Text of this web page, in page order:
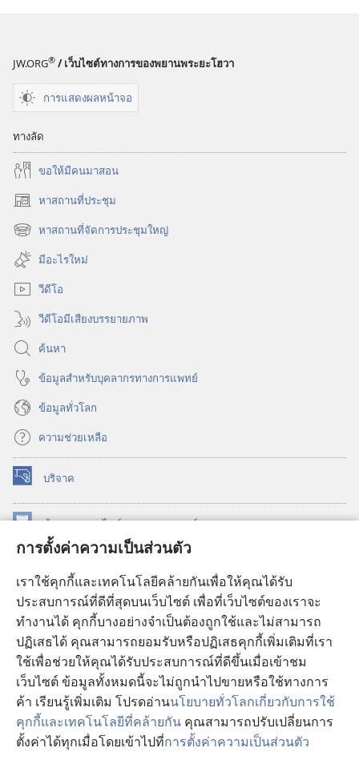
การตั้งค่าความเป็นส่วนตัว
เราใช้คุกกี้และเทคโนโลยีคล้ายกันเพื่อให้คุณได้รับ
ประสบการณ์ที่ดีที่สุดบนเว็บไซต์ เพื่อที่เว็บไซต์ของเราจะ
ทำงานได้ คุกกี้บางอย่างจำเป็นต้องถูกใช้และไม่สามารถ
ปฏิเสธได้ คุณสามารถยอมรับหรือปฏิเสธคุกกี้เพิ่มเติมที่เรา
ใช้เพื่อช่วยให้คุณได้รับประสบการณ์ที่ดีขึ้นเมื่อเข้าชม
เว็บไซต์ ข้อมูลทั้งหมดนี้จะไม่ถูกนำไปขายหรือใช้ทางการ
ค้า เรียนรู้เพิ่มเติม โปรดอ่านนโยบายทั่วโลกเกี่ยวกับการใช้
คุกกี้และเทคโนโลยีที่คล้ายกัน คุณสามารถปรับเปลี่ยนการ
ตั้งค่าได้ทุกเมื่อโดยเข้าไปที่การตั้งค่าความเป็นส่วนตัว
JW.ORG® / เว็บไซต์ทางการของพยานพระยะโฮวา
การแสดงผลหน้าจอ
ทางลัด
ขอ​ให้​มี​คน​มา​สอน
หาสถานที่ประชุม
(เปิด
หน้าต่างหาสถานที่จัดการประชุมใหญ่
(เปิด
หน้าต่าง
ใหม่)
มีอะไรใหม่
วีดีโอ
วีดีโอมีเสียงบรรยายภาพ
ค้นหา
ข้อมูล​สำหรับ​บุคลากร​ทาง​การ​แพทย์
ข้อมูล​ทั่ว​โลก
ความช่วยเหลือ
บริจาค
(เปิด
หน้าต่าง
ใหม่) ห้องสมุดออนไลน์ของวอชเทาเวอร์
หน้าต่าง
®
หน้าต่าง
ใหม่) JW Library®
ห้องสมุดว็อชเทาเวอร์ ®
Copyright© 2026 Watch Tower Bible and Tract Society of Pennsylvania.
เงื่อนไขการใช้งาน| นโยบายการคุ้มครองข้อมูลส่วนบุคคล |การตั้งค่า